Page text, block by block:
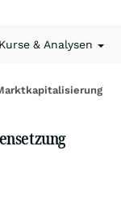
Kurse & Analysen